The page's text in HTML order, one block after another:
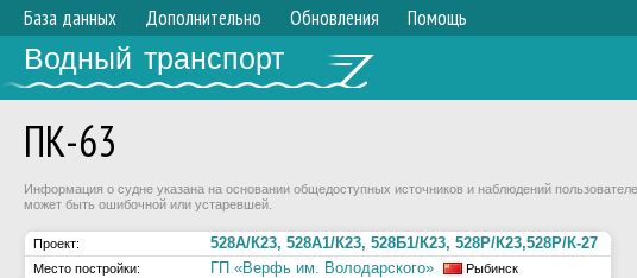
База данных Дополнительно Обновления Помощь
Водный транспорт
ПК-63
Информация о судне указана на основании общедоступных источников и наблюдений
может быть ошибочной или устаревшей.
Проект: 528А/К23, 528А1/К23, 528Б1/К23, 528Р/К23,528Р/К-27
Место постройки: ГП «Верфь им. Володарского»
Рыбинск